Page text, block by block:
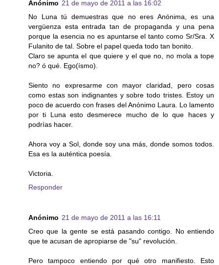
Anónimo 21 de mayo de 2011 a las 16:02
No Luna tú demuestras que no eres Anónima, es una
vergüenza esta entrada tan de propaganda y una pena
porque la esencia no es apuntarse el tanto como Sr/Sra. X
Fulanito de tal. Sobre el papel queda todo tan bonito.
Claro se apunta el que quiere y el que no, no mola a tope
no? ó qué. Ego(ísmo).
Siento no expresarme con mayor claridad, pero cosas
como estas son indignantes y sobre todo tristes. Estoy un
poco de acuerdo con frases del Anónimo Laura. Lo lamento
por ti Luna esto desmerece mucho de lo que haces y
podrías hacer.
Ahora voy a Sol, donde soy una más, donde somos todos.
Esa es la auténtica poesía.
Victoria.
Responder
Anónimo 21 de mayo de 2011 a las 16:11
Creo que la gente se está pasando contigo. No entiendo
que te acusan de apropiarse de "su" revolución.
Pero tampoco entiendo por qué otro manifiesto. Esto